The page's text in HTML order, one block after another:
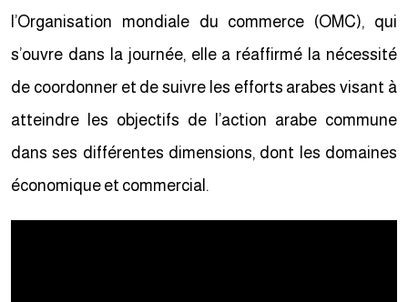
l’Organisation mondiale du commerce (OMC), qui
s’ouvre dans la journée, elle a réaffirmé la nécessité
de coordonner et de suivre les efforts arabes visant à
atteindre les objectifs de l’action arabe commune
dans ses différentes dimensions, dont les domaines
économique et commercial.